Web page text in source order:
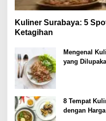
Kuliner Surabaya: 5
Ketagihan
Mengenal
yang
8 Tempat
dengan